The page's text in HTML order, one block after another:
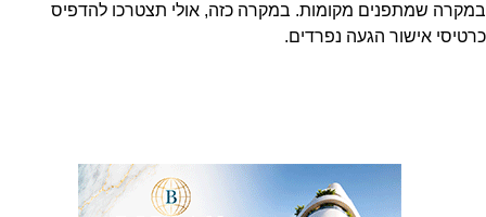
במקרה שמתפנים מקומות. במקרה כזה, אולי תצטרכו להדפיס
כרטיסי אישור הגעה נפרדים.